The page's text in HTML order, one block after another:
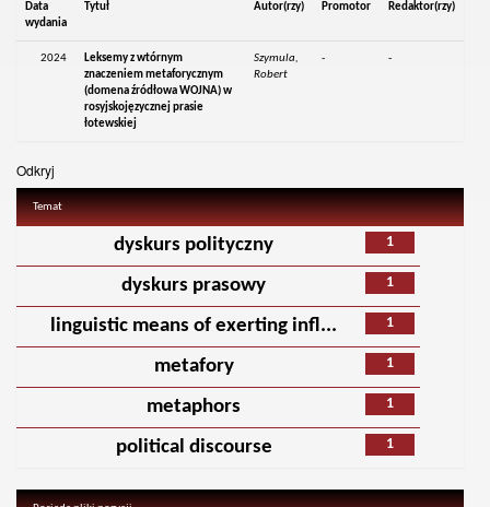
Data
wydania
Tytuł Autor(rzy) Promotor Redaktor(rzy)
2024
Leksemy z wtórnym
znaczeniem metaforycznym
(domena źródłowa WOJNA) w
rosyjskojęzycznej prasie
łotewskiej
Szymula,
Robert
- -
Odkryj
Temat
1
dyskurs polityczny
1
dyskurs prasowy
1
linguistic means of exerting infl...
1
metafory
1
metaphors
1
political discourse